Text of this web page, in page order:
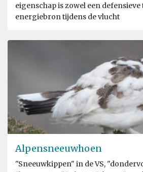
eigenschap is zowel een defensieve
energiebron tijdens de vlucht
Alpensneeuwhoen
"Sneeuwkippen" in de VS,